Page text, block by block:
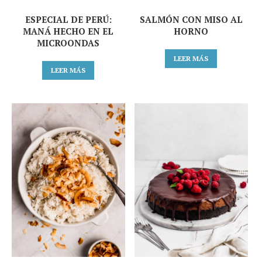
ESPECIAL DE PERÚ:
MANÁ HECHO EN EL
MICROONDAS
LEER MÁS
SALMÓN CON MISO AL
HORNO
LEER MÁS